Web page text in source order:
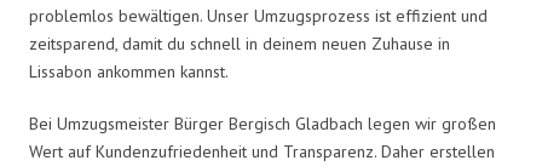
problemlos bewältigen. Unser Umzugsprozess ist effizient und
zeitsparend, damit du schnell in deinem neuen Zuhause in
Lissabon ankommen kannst.
Bei Umzugsmeister Bürger Bergisch Gladbach legen wir großen
Wert auf Kundenzufriedenheit und Transparenz. Daher erstellen